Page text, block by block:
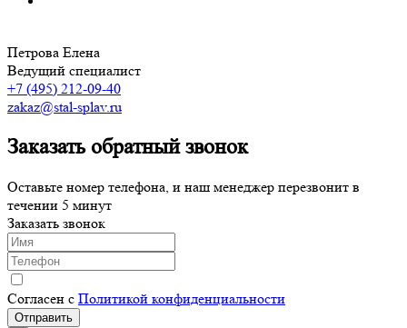
Петрова Елена
Ведущий специалист
+7 (495) 212-09-40
zakaz@stal-splav.ru
Заказать обратный звонок
Оставьте номер телефона, и наш менеджер перезвонит в
течении 5 минут
Заказать звонок
Согласен с Политикой конфиденциальности